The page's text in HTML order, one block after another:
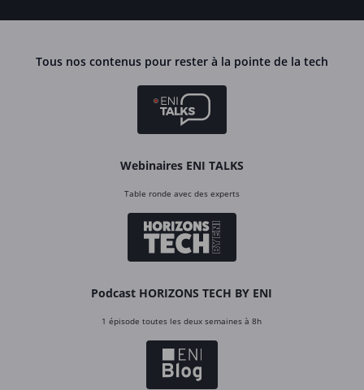
Tous nos contenus pour rester à la pointe de la tech
Webinaires ENI TALKS
Table ronde avec des experts
Podcast HORIZONS TECH BY ENI
1 épisode toutes les deux semaines à 8h